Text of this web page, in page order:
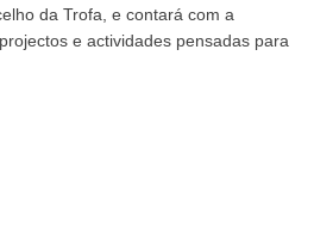
da Trofa, e contará com a
e actividades pensadas para